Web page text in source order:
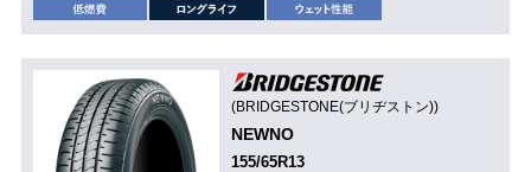
(BRIDGESTONE(ブリヂストン))
NEWNO
155/65R13